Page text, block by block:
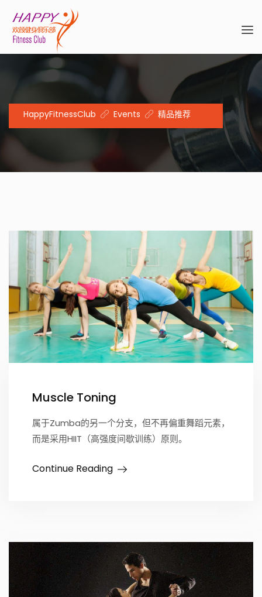
HappyFitnessClub Events 精品推荐
Muscle Toning
属于Zumba的另一个分支，但不再偏重舞蹈元素，
而是采用HIIT（高强度间歇训练）原则。
Continue Reading